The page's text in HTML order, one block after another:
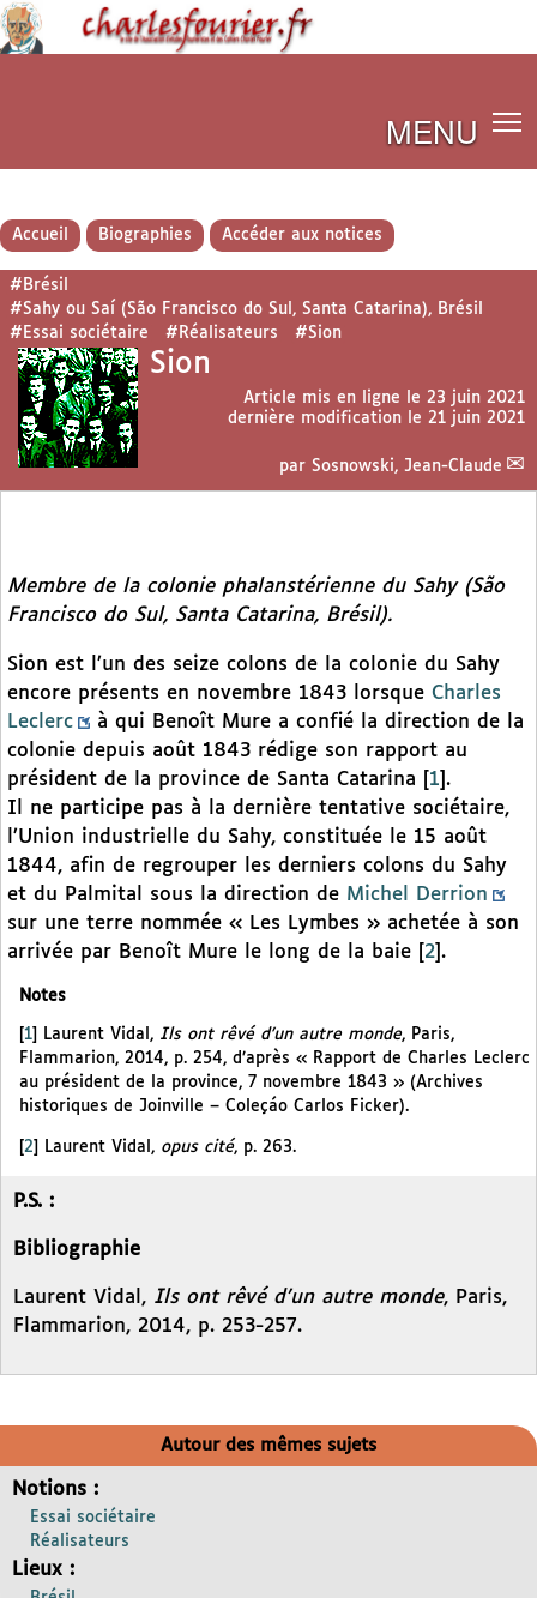
MENU
Accueil Biographies Accéder aux notices
#Brésil
#Sahy ou Saí (São Francisco do Sul, Santa Catarina), Brésil
#Essai sociétaire
#Réalisateurs #Sion
Sion
Article mis en ligne le 23 juin 2021
dernière modification le 21 juin 2021
par Sosnowski, Jean-Claude
Membre de la colonie phalanstérienne du Sahy (São
Francisco do Sul, Santa Catarina, Brésil).
Sion est l’un des seize colons de la colonie du Sahy
encore présents en novembre 1843 lorsque Charles
Leclerc
à qui Benoît Mure a confié la direction de la
colonie depuis août 1843 rédige son rapport au
président de la province de Santa Catarina
1 .
Il ne participe pas à la dernière tentative sociétaire,
l’Union industrielle du Sahy, constituée le 15 août
1844, afin de regrouper les derniers colons du Sahy
et du Palmital sous la direction de Michel Derrion
sur une terre nommée « Les Lymbes » achetée à son
arrivée par Benoît Mure le long de la baie
2 .
Notes
1 Laurent Vidal, Ils ont rêvé d’un autre monde, Paris,
Flammarion, 2014, p. 254, d’après « Rapport de Charles Leclerc
au président de la province, 7 novembre 1843 » (Archives
historiques de Joinville – Coleçáo Carlos Ficker).
2 Laurent Vidal, opus cité, p. 263.
P.S. :
Bibliographie
Laurent Vidal, Ils ont rêvé d’un autre monde, Paris,
Flammarion, 2014, p. 253-257.
Autour des mêmes sujets
Notions :
Essai sociétaire
Réalisateurs
Lieux :